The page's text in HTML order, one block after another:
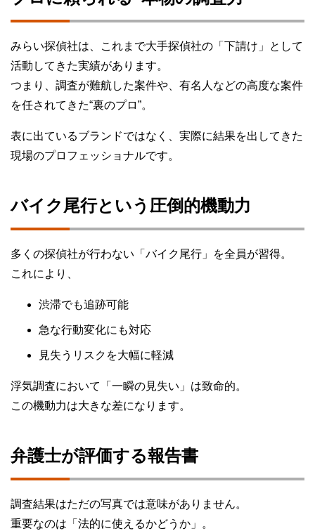
みらい探偵社は、これまで大手探偵社の「下請け」として
活動してきた実績があります。
つまり、調査が難航した案件や、有名人などの高度な案件
を任されてきた“裏のプロ”。
表に出ているブランドではなく、実際に結果を出してきた
現場のプロフェッショナルです。
バイク尾行という圧倒的機動力
多くの探偵社が行わない「バイク尾行」を全員が習得。
これにより、
渋滞でも追跡可能
急な行動変化にも対応
見失うリスクを大幅に軽減
浮気調査において「一瞬の見失い」は致命的。
この機動力は大きな差になります。
弁護士が評価する報告書
調査結果はただの写真では意味がありません。
重要なのは「法的に使えるかどうか」。